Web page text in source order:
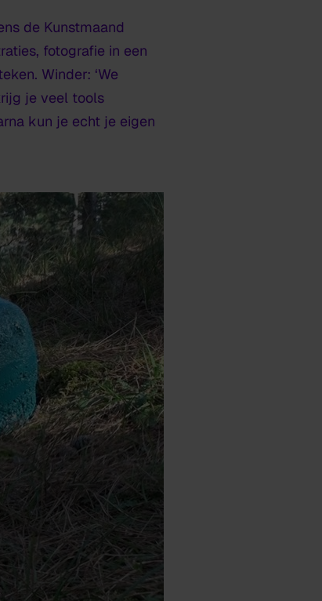
de Kunstmaand
fotografie in een
Winder: ‘We
je veel tools
kun je echt je eigen